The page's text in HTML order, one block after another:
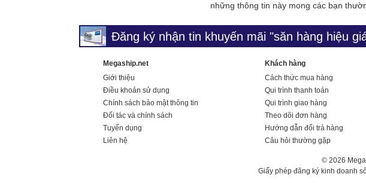
những thông tin này mong các bạn
Đăng ký nhận tin khuyến mãi "săn hàng hiệu
Megaship.net
Giới thiệu
Điều khoản sử dụng
Chính sách bảo mật thông tin
Đối tác và chính sách
Tuyển dụng
Liên hệ
Khách hàng
Cách thức mua hàng
Qui trình thanh toán
Qui trình giao hàng
Theo dõi đơn hàng
Hướng dẫn đổi trả hàng
Câu hỏi thường gặp
© 2026
Giấy phép đăng ký kinh doanh